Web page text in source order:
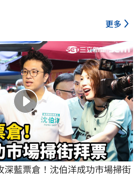
更多
深藍票倉！沈伯洋成功市場掃街